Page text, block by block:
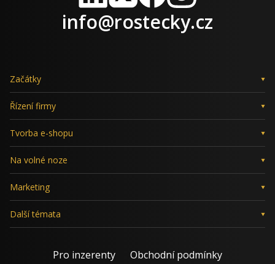
LinkedIn
X FacebookInstagram
info@rostecky.cz
Začátky
Řízení firmy
Tvorba e-shopu
Na volné noze
Marketing
Další témata
Pro inzerenty Obchodní podmínky